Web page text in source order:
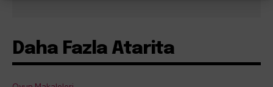
Daha Fazla Atarita